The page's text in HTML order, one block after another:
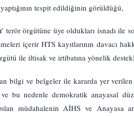
tespit edildiğinin görüldüğü,
terör örgütüne üye oldukları isnadı
içerir HTS kayıtlarının davacı
ile iltisak ve irtibatına yönelik
bilgi ve belgeler ile kararda yer
bu nedenle demokratik anayasal
müdahalenin AİHS ve